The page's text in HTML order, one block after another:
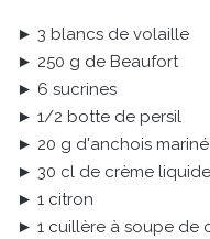
► 3 blancs de volaille
► 250 g de Beaufort
► 6 sucrines
► 1/2 botte de persil
► 20 g d'anchois mariné
► 30 cl de crème liquide
► 1 citron
► 1 cuillère à soupe de